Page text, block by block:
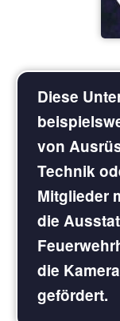
Diese
von
Technik
Mitglieder
die
die
gefördert.